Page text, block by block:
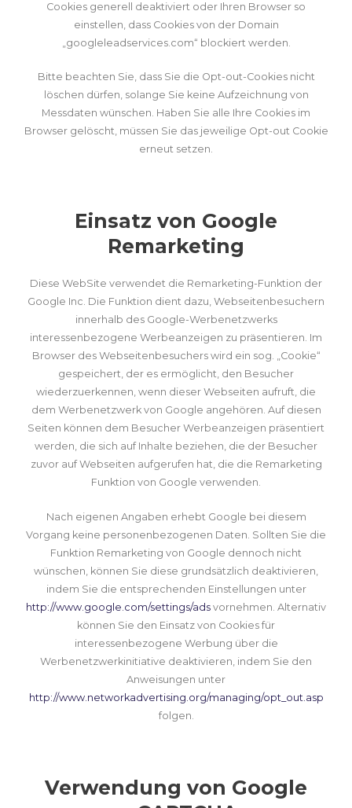
Cookies generell deaktiviert oder Ihren Browser so
einstellen, dass Cookies von der Domain
„googleleadservices.com“ blockiert werden.
Bitte beachten Sie, dass Sie die Opt-out-Cookies nicht
löschen dürfen, solange Sie keine Aufzeichnung von
Messdaten wünschen. Haben Sie alle Ihre Cookies im
Browser gelöscht, müssen Sie das jeweilige Opt-out Cookie
erneut setzen.
Einsatz von Google
Remarketing
Diese WebSite verwendet die Remarketing-Funktion der
Google Inc. Die Funktion dient dazu, Webseitenbesuchern
innerhalb des Google-Werbenetzwerks
interessenbezogene Werbeanzeigen zu präsentieren. Im
Browser des Webseitenbesuchers wird ein sog. „Cookie“
gespeichert, der es ermöglicht, den Besucher
wiederzuerkennen, wenn dieser Webseiten aufruft, die
dem Werbenetzwerk von Google angehören. Auf diesen
Seiten können dem Besucher Werbeanzeigen präsentiert
werden, die sich auf Inhalte beziehen, die der Besucher
zuvor auf Webseiten aufgerufen hat, die die Remarketing
Funktion von Google verwenden.
Nach eigenen Angaben erhebt Google bei diesem
Vorgang keine personenbezogenen Daten. Sollten Sie die
Funktion Remarketing von Google dennoch nicht
wünschen, können Sie diese grundsätzlich deaktivieren,
indem Sie die entsprechenden Einstellungen unter
http://www.google.com/settings/ads vornehmen. Alternativ
können Sie den Einsatz von Cookies für
interessenbezogene Werbung über die
Werbenetzwerkinitiative deaktivieren, indem Sie den
Anweisungen unter
http://www.networkadvertising.org/managing/opt_out.asp
folgen.
Verwendung von Google